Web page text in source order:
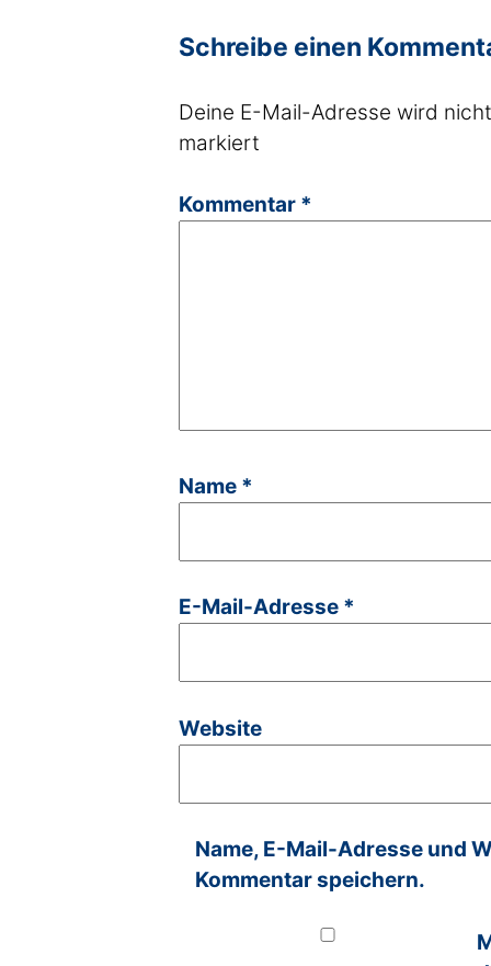
Schreibe einen
Deine E-Mail-Adresse wird
markiert
Kommentar *
Name *
E-Mail-Adresse *
Website
Name, E-Mail-Adresse und
Kommentar speichern.